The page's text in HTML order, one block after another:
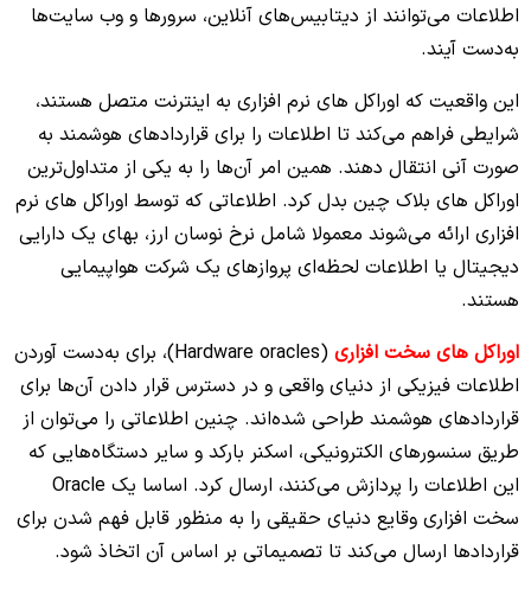
اطلاعات می‌‌توانند از دیتابیس‌های آنلاین، سرورها و وب‌ سایت‌‌ها
به‌دست آیند.
این واقعیت که اوراکل‌ های نرم‌ افزاری به اینترنت متصل هستند،
شرایطی فراهم می‌کند تا اطلاعات را برای قراردادهای هوشمند به
صورت آنی انتقال دهند. همین امر آن‌ها را به یکی از متداول‌‌ترین
اوراکل های بلاک چین بدل کرد. اطلاعاتی که توسط اوراکل‌ های نرم‌
افزاری ارائه می‌‌شوند معمولا شامل نرخ نوسان ارز، بهای یک دارایی
دیجیتال یا اطلاعات لحظه‌‌ای پروازهای یک شرکت هواپیمایی
هستند.
اوراکل های سخت افزاری
(Hardware oracles)، برای به‌دست آوردن
اطلاعات فیزیکی از دنیای واقعی و در دسترس قرار دادن آن‌ها برای
قراردادهای هوشمند طراحی شده‌اند. چنین اطلاعاتی را می‌توان از
طریق سنسورهای الکترونیکی، اسکنر بارکد و سایر دستگاه‌هایی که
این اطلاعات را پردازش می‌کنند، ارسال کرد. اساسا یک Oracle
سخت افزاری وقایع دنیای حقیقی را به منظور قابل فهم شدن برای
قراردادها ارسال می‌کند تا تصمیماتی بر اساس آن اتخاذ شود.